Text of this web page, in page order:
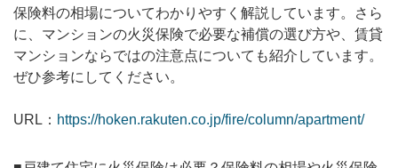
保険料の相場についてわかりやすく解説しています。さら
に、マンションの火災保険で必要な補償の選び方や、賃貸
マンションならではの注意点についても紹介しています。
ぜひ参考にしてください。
URL： https://hoken.rakuten.co.jp/fire/column/apartment/